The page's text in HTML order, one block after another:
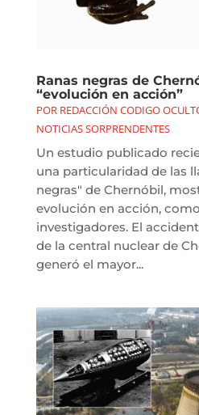
Ranas negras de
“evolución en acción”
POR REDACCIÓN CODIGO
NOTICIAS SORPRENDENTES
Un estudio publicado
una particularidad de las
negras" de Chernóbil,
evolución en acción,
investigadores. El
de la central nuclear de
generó el mayor...